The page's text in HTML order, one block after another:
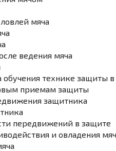
мяча
ведения мяча
обучения технике защиты в
приемам защиты
защитника
передвижений в защите
и овладения